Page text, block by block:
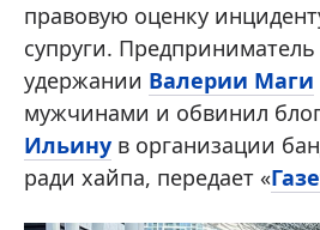
правовую оценку
супруги.
удержании Валерии Маги
мужчинами и обвинил
Ильину в организации
ради хайпа, передает «